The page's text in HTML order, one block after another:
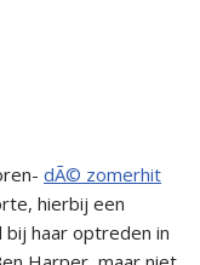
dÃ© zomerhit
hierbij een
haar optreden in